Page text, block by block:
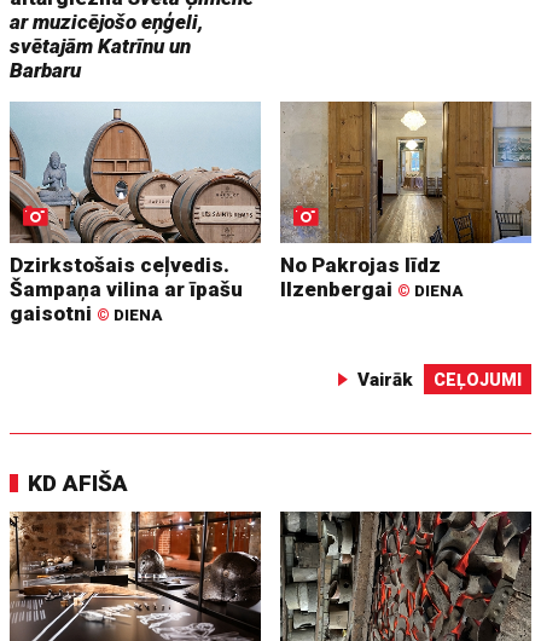
ar muzicējošo eņģeli,
svētajām Katrīnu un
Barbaru
Dzirkstošais ceļvedis.
Šampaņa vilina ar īpašu
gaisotni © DIENA
No Pakrojas līdz
Ilzenbergai © DIENA
Vairāk CEĻOJUMI
KD AFIŠA